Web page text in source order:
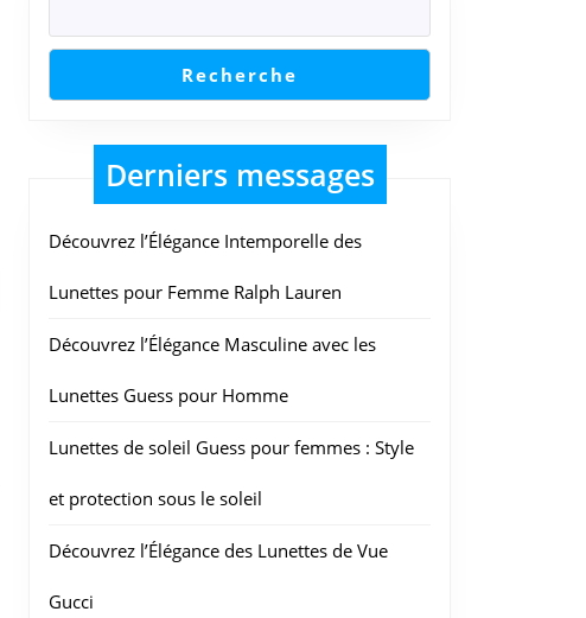
Recherche
Derniers messages
Découvrez l’Élégance Intemporelle des
Lunettes pour Femme Ralph Lauren
Découvrez l’Élégance Masculine avec les
Lunettes Guess pour Homme
Lunettes de soleil Guess pour femmes : Style
et protection sous le soleil
Découvrez l’Élégance des Lunettes de Vue
Gucci